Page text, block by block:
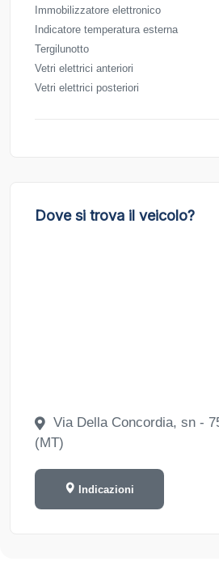
Immobilizzatore elettronico
Indicatore temperatura esterna
Tergilunotto
Vetri elettrici anteriori
Vetri elettrici posteriori
Dove si trova il veicolo?
Via Della Concordia, sn -
(MT)
Indicazioni